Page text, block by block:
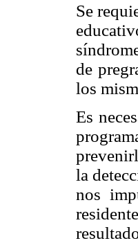
Se
de
los
Es
la
nos